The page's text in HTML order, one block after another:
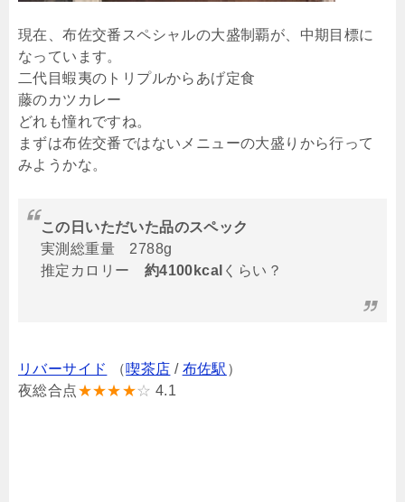
現在、布佐交番スペシャルの大盛制覇が、中期目標に
なっています。
二代目蝦夷のトリプルからあげ定食
藤のカツカレー
どれも憧れですね。
まずは布佐交番ではないメニューの大盛りから行って
みようかな。
この日いただいた品のスペック
実測総重量 2788g
推定カロリー 約4100kcal くらい？
リバーサイド （喫茶店 / 布佐駅 ）
夜総合点★★★★☆ 4.1